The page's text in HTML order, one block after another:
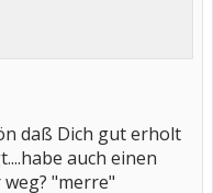
daß Dich gut erholt
auch einen
"merre"